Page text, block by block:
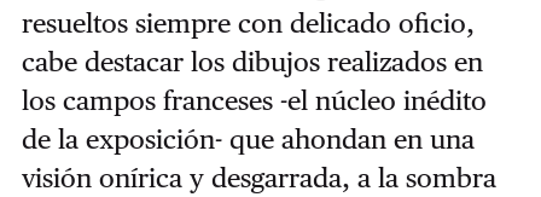
resueltos siempre con delicado oficio,
cabe destacar los dibujos realizados en
los campos franceses -el núcleo inédito
de la exposición- que ahondan en una
visión onírica y desgarrada, a la sombra